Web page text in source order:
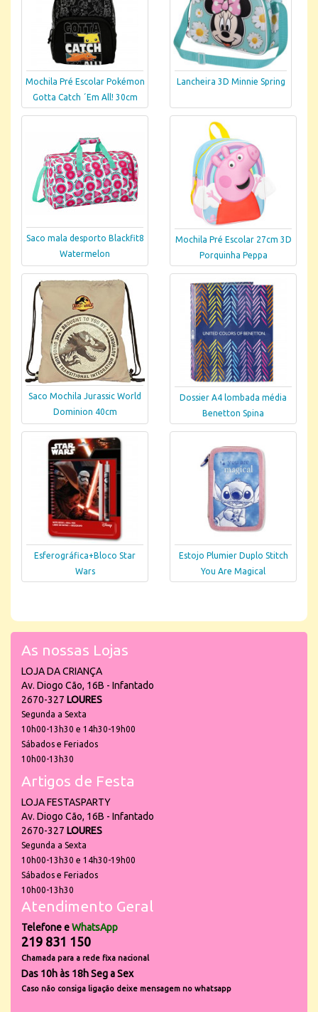
Mochila Pré Escolar Pokémon
Gotta Catch ´Em All! 30cm
Lancheira 3D Minnie Spring
Saco mala desporto Blackfit8
Watermelon
Mochila Pré Escolar 27cm 3D
Porquinha Peppa
Saco Mochila Jurassic World
Dominion 40cm
Dossier A4 lombada média
Benetton Spina
Esferográfica+Bloco Star
Wars
Estojo Plumier Duplo Stitch
You Are Magical
As nossas Lojas
LOJA DA CRIANÇA
Av. Diogo Cão, 16B - Infantado
2670-327 LOURES
Segunda a Sexta
10h00-13h30 e 14h30-19h00
Sábados e Feriados
10h00-13h30
Artigos de Festa
LOJA FESTASPARTY
Av. Diogo Cão, 16B - Infantado
2670-327 LOURES
Segunda a Sexta
10h00-13h30 e 14h30-19h00
Sábados e Feriados
10h00-13h30
Atendimento Geral
Telefone eWhatsApp
219 831 150
Chamada para a rede fixa nacional
Das 10h às 18h Seg a Sex
Caso não consiga ligação deixe mensagem no whatsapp